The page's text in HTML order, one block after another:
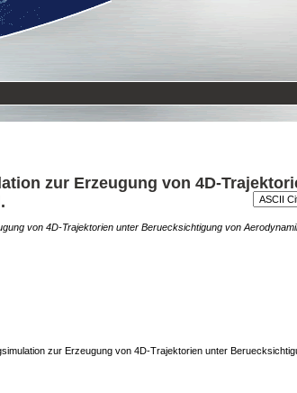
zur Erzeugung von 4D-
von 4D-Trajektorien unter Beruecksichtigung von
zur Erzeugung von 4D-Trajektorien unter